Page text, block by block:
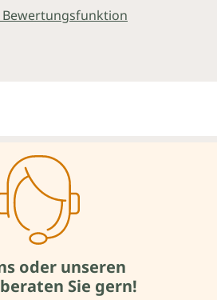
oder unseren
Sie gern!